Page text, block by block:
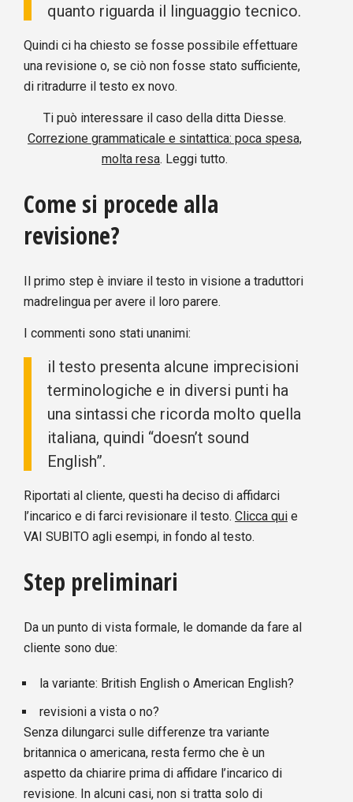
quanto riguarda il linguaggio tecnico.
Quindi ci ha chiesto se fosse possibile effettuare
una revisione o, se ciò non fosse stato sufficiente,
di ritradurre il testo ex novo.
Ti può interessare il caso della ditta Diesse.
Correzione grammaticale e sintattica: poca spesa,
molta resa. Leggi tutto.
Come si procede alla
revisione?
Il primo step è inviare il testo in visione a traduttori
madrelingua per avere il loro parere.
I commenti sono stati unanimi:
il testo presenta alcune imprecisioni
terminologiche e in diversi punti ha
una sintassi che ricorda molto quella
italiana, quindi “doesn’t sound
English”.
Riportati al cliente, questi ha deciso di affidarci
l’incarico e di farci revisionare il testo. Clicca qui e
VAI SUBITO agli esempi, in fondo al testo.
Step preliminari
Da un punto di vista formale, le domande da fare al
cliente sono due:
la variante: British English o American English?
revisioni a vista o no?
Senza dilungarci sulle differenze tra variante
britannica o americana, resta fermo che è un
aspetto da chiarire prima di affidare l’incarico di
revisione. In alcuni casi, non si tratta solo di